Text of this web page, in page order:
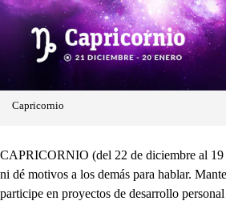
Capricornio
CAPRICORNIO (del 22 de diciembre al 19
ni dé motivos a los demás para hablar.
participe en proyectos de desarrollo